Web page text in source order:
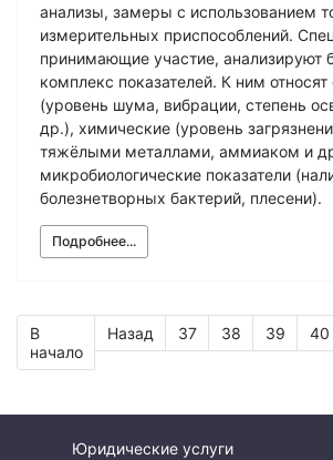
анализы, замеры с использованием
измерительных приспособлений.
принимающие участие, анализируют
комплекс показателей. К ним
(уровень шума, вибрации, степень
др.), химические (уровень
тяжёлыми металлами, аммиаком и
микробиологические показатели
болезнетворных бактерий, плесени).
Подробнее...
В
начало
Назад 37 38 39 40
Юридические услуги